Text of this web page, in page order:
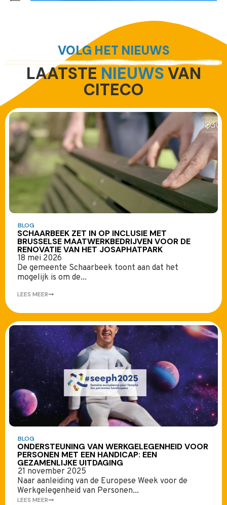
VOLG HET NIEUWS
LAATSTE NIEUWSVAN
CITECO
BLOG
SCHAARBEEK ZET IN OP INCLUSIE MET
BRUSSELSE MAATWERKBEDRIJVEN VOOR DE
RENOVATIE VAN HET JOSAPHATPARK
18 mei 2026
De gemeente Schaarbeek toont aan dat het
mogelijk is om de...
LEES MEER
BLOG
ONDERSTEUNING VAN WERKGELEGENHEID VOOR
PERSONEN MET EEN HANDICAP: EEN
GEZAMENLIJKE UITDAGING
21 november 2025
Naar aanleiding van de Europese Week voor de
Werkgelegenheid van Personen...
LEES MEER